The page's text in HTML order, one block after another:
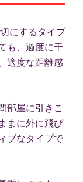
にするタイプ
も、過度に干
適度な距離感
部屋に引きこ
まに外に飛び
ブなタイプで